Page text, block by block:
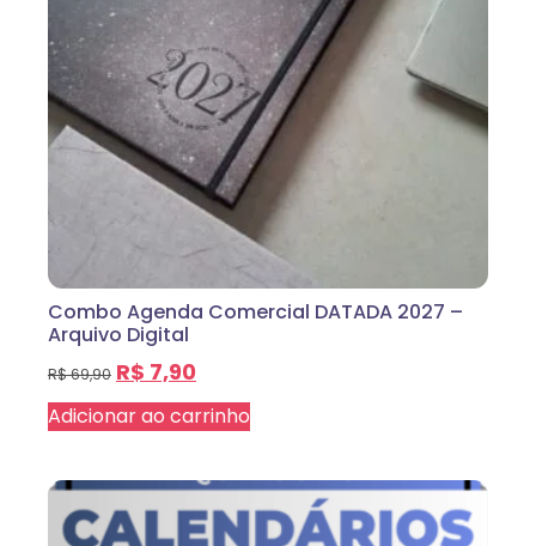
Combo Agenda Comercial DATADA 2027 –
Arquivo Digital
R$69,90 R$ 7,90
Adicionar ao carrinho